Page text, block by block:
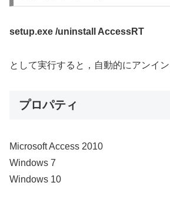
setup.exe /uninstall AccessRT
として実行すると，自動的にアンイ
プロパティ
Microsoft Access 2010
Windows 7
Windows 10